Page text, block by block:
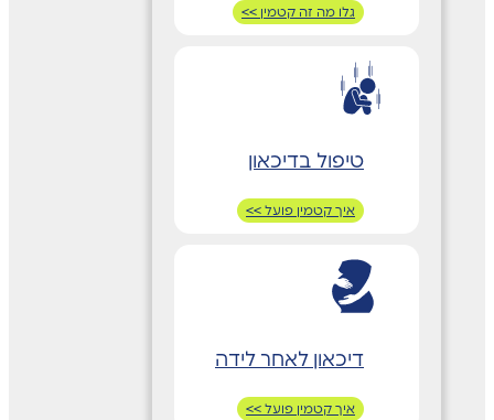
גלו מה זה קטמין >>
טיפול בדיכאון
איך קטמין פועל >>
דיכאון לאחר לידה
איך קטמין פועל >>